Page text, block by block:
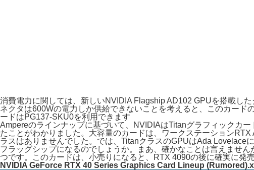
消費電力に関しては、新しいNVIDIA Flagship AD102 GPUを搭載し
ネクタは600Wの電力しか供給できないことを考えると、このカー
ードはPG137-SKU0を利用できます
Ampereのラインナップに基づいて、NVIDIAはTitanグラフィックカ
たことがわかりました。大容量のカードは、ワークステーション
ラスはありませんでした。では、TitanクラスのGPUはAda
フラッグシップになるのでしょうか。まあ、確かなことは言えませ
つです。このカードは、小売りになると、RTX 4090の後に確実に発
NVIDIA GeForce RTX 40 Series Graphics Card Lineup